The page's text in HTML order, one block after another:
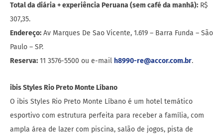
Total da diária + experiência Peruana (sem café da manhã): R$
307,35.
Endereço: Av Marques De Sao Vicente, 1.619 – Barra Funda – São
Paulo – SP.
Reserva: 11 3576-5500 ou e-mail h8990-re@accor.com.br.
ibis Styles Rio Preto Monte Líbano
O ibis Styles Rio Preto Monte Líbano é um hotel temático
esportivo com estrutura perfeita para receber a família, com
ampla área de lazer com piscina, salão de jogos, pista de